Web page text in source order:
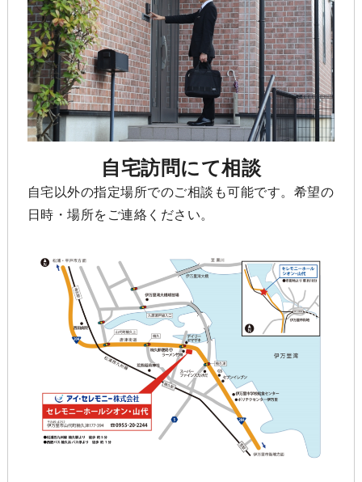
自宅訪問にて相談
自宅以外の指定場所でのご相談も可能です。希望の
日時・場所をご連絡ください。